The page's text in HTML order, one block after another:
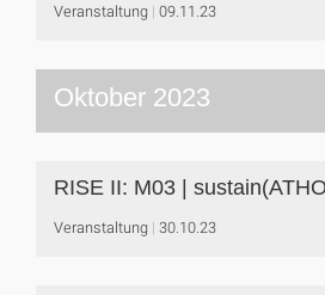
Veranstaltung 09.11.23
Oktober 2023
RISE II: M03 |
Veranstaltung 30.10.23